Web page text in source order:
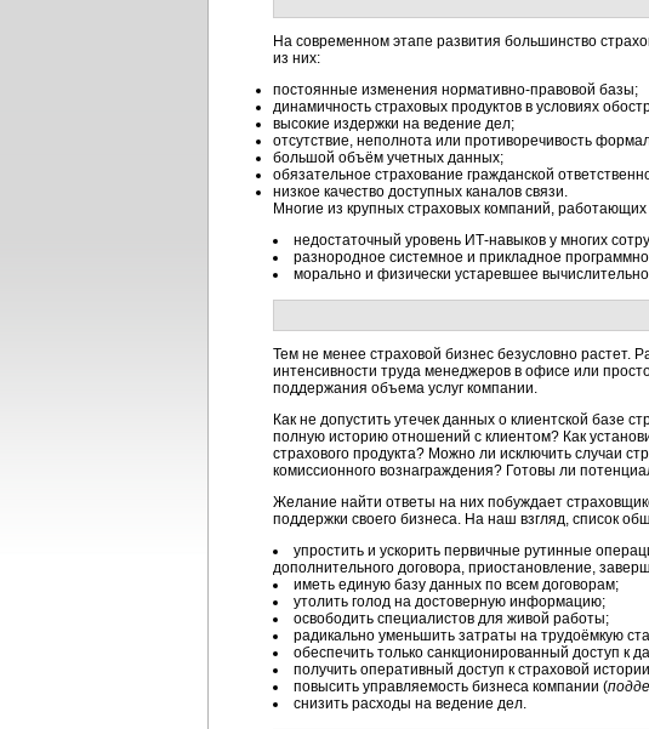
На современном этапе развития большинство
из них:
постоянные изменения нормативно-правовой базы;
динамичность страховых продуктов в условиях
высокие издержки на ведение дел;
отсутствие, неполнота или противоречивость
большой объём учетных данных;
обязательное страхование гражданской
низкое качество доступных каналов связи.
Многие из крупных страховых компаний,
недостаточный уровень ИТ-навыков у многих
разнородное системное и прикладное
морально и физически устаревшее
Тем не менее страховой бизнес безусловно растет.
интенсивности труда менеджеров в офисе или
поддержания объема услуг компании.
Как не допустить утечек данных о клиентской базе
полную историю отношений с клиентом? Как
страхового продукта? Можно ли исключить случаи
комиссионного вознаграждения? Готовы ли
Желание найти ответы на них побуждает
поддержки своего бизнеса. На наш взгляд, список
упростить и ускорить первичные рутинные
дополнительного договора, приостановление,
иметь единую базу данных по всем договорам;
утолить голод на достоверную информацию;
освободить специалистов для живой работы;
радикально уменьшить затраты на трудоёмкую
обеспечить только санкционированный доступ к
получить оперативный доступ к страховой
повысить управляемость бизнеса компании (
снизить расходы на ведение дел.